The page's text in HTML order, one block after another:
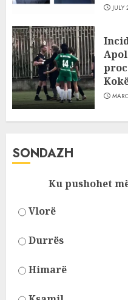
JULY
SONDAZH
Ku pushohet
Vlorë
Durrës
Himarë